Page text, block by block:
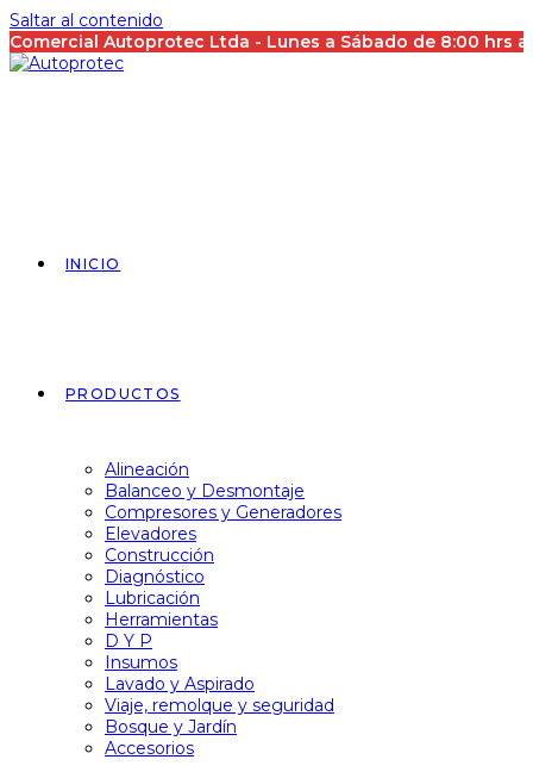
Saltar al contenido
Comercial Autoprotec Ltda - Lunes a Sábado de 8:00 hrs a
INICIO
PRODUCTOS
Alineación
Balanceo y Desmontaje
Compresores y Generadores
Elevadores
Construcción
Diagnóstico
Lubricación
Herramientas
D Y P
Insumos
Lavado y Aspirado
Viaje, remolque y seguridad
Bosque y Jardín
Accesorios